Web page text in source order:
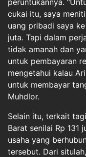
cukai itu, saya
uang pribadi saya
juta. Tapi dalam
tidak amanah dan
untuk pembayaran
mengetahui kalau
untuk membayar
Muhdlor.
Selain itu, terkait
Barat senilai Rp 131
usaha yang
tersebut. Dari